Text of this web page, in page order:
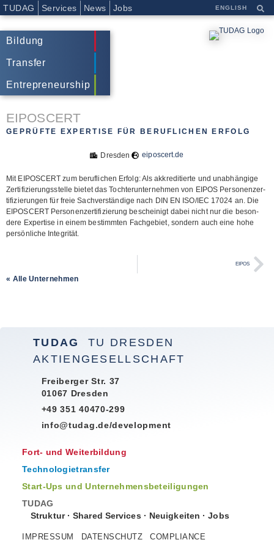
TUDAG Services News Jobs ENGLISH
Bildung
Transfer
Entrepreneurship
EIPOSCERT
GEPRÜFTE EXPERTISE FÜR BERUFLICHEN ERFOLG
Dresden eiposcert.de
Mit EIPOSCERT zum beruf­li­chen Erfolg: Als akkre­di­tierte und unab­hän­gige
Zer­ti­fi­zie­rungs­stelle bie­tet das Toch­ter­un­ter­neh­men von EIPOS Per­so­nen­zer­
ti­fi­zie­run­gen für freie Sach­ver­stän­dige nach DIN EN ISO/​IEC 17024 an. Die
EIPOSCERT Per­so­nen­zer­ti­fi­zie­rung beschei­nigt dabei nicht nur die beson­
dere Exper­tise in einem bestimm­ten Fach­ge­biet, son­dern auch eine hohe
per­sön­li­che Integrität.
EIPOS
« Alle Unternehmen
TUDAG
TU DRESDEN
AKTIENGESELLSCHAFT
Freiberger Str. 37
01067 Dresden
+49 351 40470-299
info@tudag.de/development
Fort- und Weiterbildung
Technologietransfer
Start-Ups und Unternehmensbeteiligungen
TUDAG
Struktur·Shared Services · Neuigkeiten ·Jobs
IMPRESSUM DATENSCHUTZ COMPLIANCE